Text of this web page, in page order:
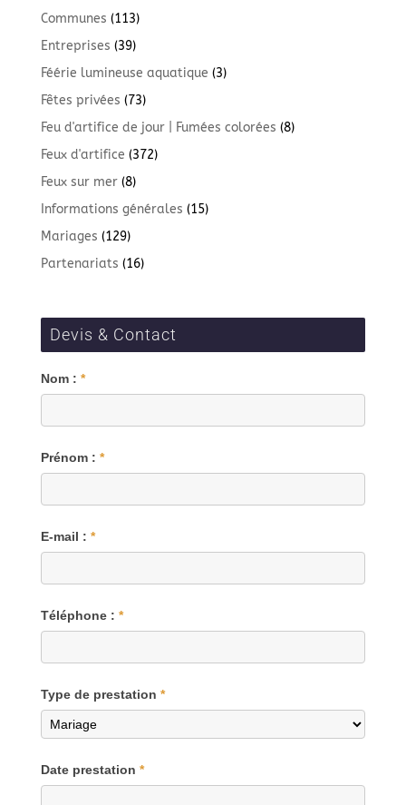
Communes (113)
Entreprises (39)
Féérie lumineuse aquatique (3)
Fêtes privées (73)
Feu d'artifice de jour | Fumées colorées (8)
Feux d'artifice (372)
Feux sur mer(8)
Informations générales (15)
Mariages (129)
Partenariats (16)
Devis & Contact
Blog
Nom : *
Prénom : *
E-mail : *
Téléphone : *
Type de prestation *
Date prestation *